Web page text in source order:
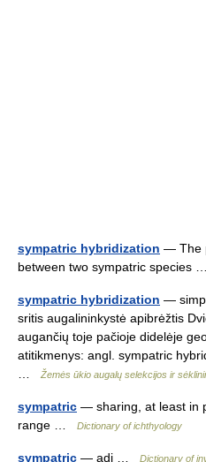
sympatric hybridization — The
between two sympatric species
sympatric hybridization —
sritis augalininkystė apibrėžtis
augančių toje pačioje didelėje
atitikmenys: angl. sympatric
Žemės ūkio augalų selekcijos ir
sympatric — sharing, at least in
range …
Dictionary of ichthyology
sympatric — adj … Dictionary of